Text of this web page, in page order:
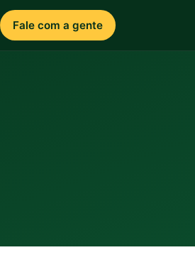
Fale com a gente